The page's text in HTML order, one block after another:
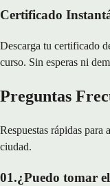
Certificado
Descarga tu certificado
curso. Sin esperas ni
Preguntas
Respuestas rápidas
ciudad.
01.¿Puedo tomar